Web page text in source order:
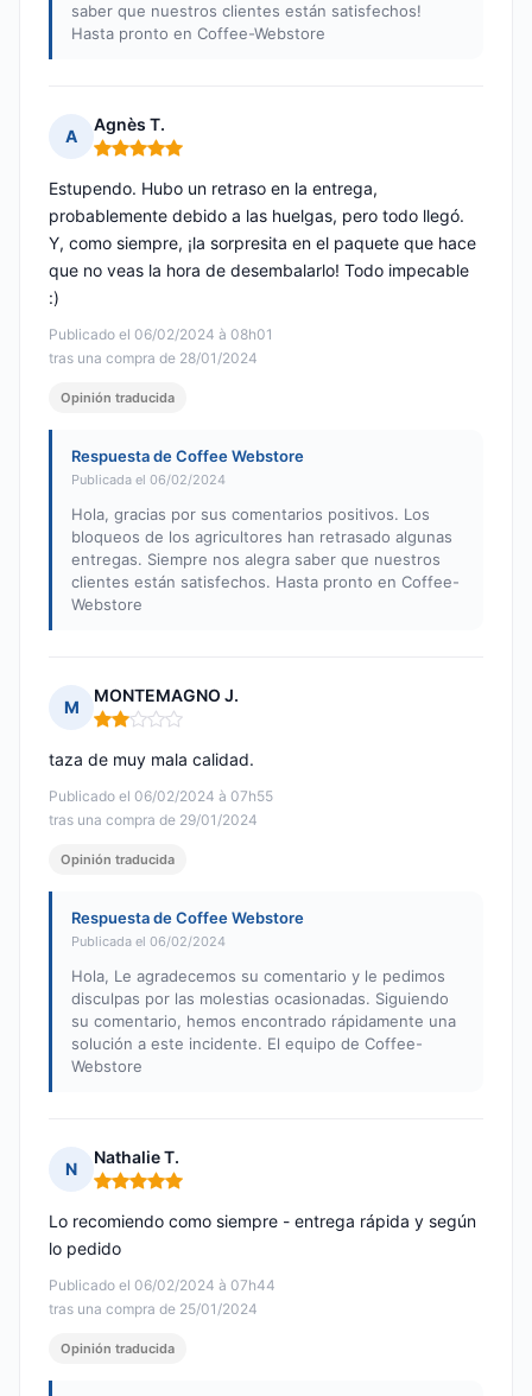
saber que nuestros clientes están satisfechos!
Hasta pronto en Coffee-Webstore
A
Agnès T.
Nota: 5 de 5
Publicado el 06/02/2024 à 08h01
tras una compra de 28/01/2024
Estupendo. Hubo un retraso en la entrega,
probablemente debido a las huelgas, pero todo llegó.
Y, como siempre, ¡la sorpresita en el paquete que hace
que no veas la hora de desembalarlo! Todo impecable
:)
Opinión traducida
Respuesta de Coffee Webstore
Publicada el 06/02/2024
Hola, gracias por sus comentarios positivos. Los
bloqueos de los agricultores han retrasado algunas
entregas. Siempre nos alegra saber que nuestros
clientes están satisfechos. Hasta pronto en Coffee-
Webstore
M
MONTEMAGNO J.
Nota: 2 de 5
Publicado el 06/02/2024 à 07h55
tras una compra de 29/01/2024
taza de muy mala calidad.
Opinión traducida
Respuesta de Coffee Webstore
Publicada el 06/02/2024
Hola, Le agradecemos su comentario y le pedimos
disculpas por las molestias ocasionadas. Siguiendo
su comentario, hemos encontrado rápidamente una
solución a este incidente. El equipo de Coffee-
Webstore
N
Nathalie T.
Nota: 5 de 5
Publicado el 06/02/2024 à 07h44
tras una compra de 25/01/2024
Lo recomiendo como siempre - entrega rápida y según
lo pedido
Opinión traducida